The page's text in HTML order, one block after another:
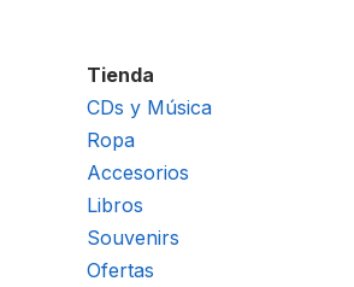
Tienda
CDs y Música
Ropa
Accesorios
Libros
Souvenirs
Ofertas